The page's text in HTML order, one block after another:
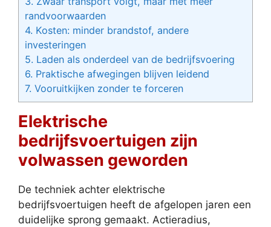
randvoorwaarden
4. Kosten: minder brandstof, andere
investeringen
5. Laden als onderdeel van de bedrijfsvoering
6. Praktische afwegingen blijven leidend
7. Vooruitkijken zonder te forceren
Elektrische
bedrijfsvoertuigen zijn
volwassen geworden
De techniek achter elektrische
bedrijfsvoertuigen heeft de afgelopen jaren een
duidelijke sprong gemaakt. Actieradius,